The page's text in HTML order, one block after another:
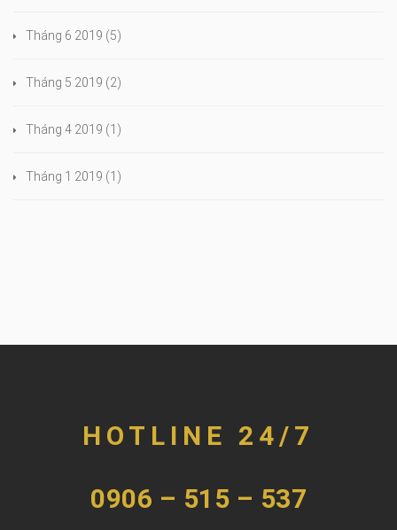
Tháng 6 2019 (5)
Tháng 5 2019 (2)
Tháng 4 2019 (1)
Tháng 1 2019 (1)
HOTLINE 24/7
0906 – 515 – 537